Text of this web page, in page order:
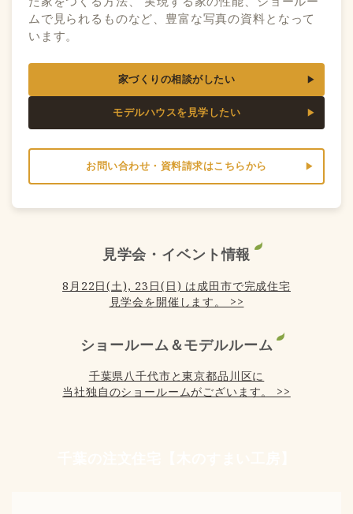
ムで見られるものなど、豊富な写真の資料となって
います。
家づくりの相談がしたい
モデルハウスを見学したい
お問い合わせ・資料請求はこちらから
見学会・イベント情報
8月22日(土), 23日(日) は成田市で完成住宅
見学会を開催します。 >>
ショールーム＆モデルルーム
千葉県八千代市と東京都品川区に
当社独自のショールームがございます。 >>